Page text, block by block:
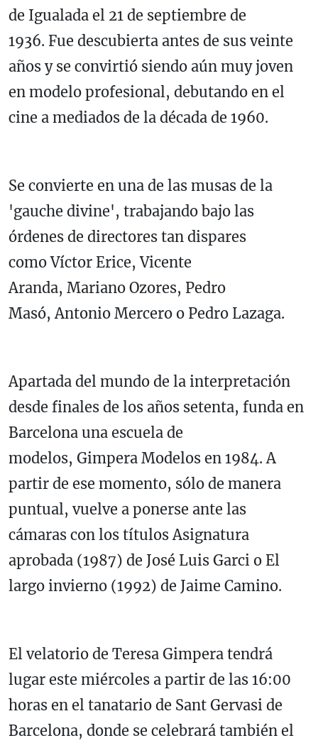
de Igualada el 21 de septiembre de
1936. Fue descubierta antes de sus veinte
años y se convirtió siendo aún muy joven
en modelo profesional, debutando en el
cine a mediados de la década de 1960.
Se convierte en una de las musas de la
'gauche divine', trabajando bajo las
órdenes de directores tan dispares
como Víctor Erice, Vicente
Aranda, Mariano Ozores, Pedro
Masó, Antonio Mercero o Pedro Lazaga.
Apartada del mundo de la interpretación
desde finales de los años setenta, funda en
Barcelona una escuela de
modelos, Gimpera Modelos en 1984. A
partir de ese momento, sólo de manera
puntual, vuelve a ponerse ante las
cámaras con los títulos Asignatura
aprobada (1987) de José Luis Garci o El
largo invierno (1992) de Jaime Camino.
El velatorio de Teresa Gimpera tendrá
lugar este miércoles a partir de las 16:00
horas en el tanatario de Sant Gervasi de
Barcelona, donde se celebrará también el